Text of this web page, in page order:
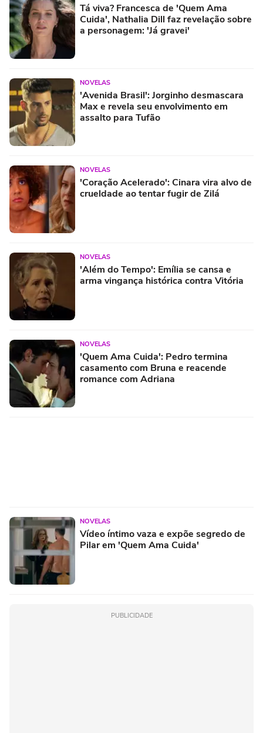
Tá viva? Francesca de 'Quem Ama
Cuida', Nathalia Dill faz revelação sobre
a personagem: 'Já gravei'
NOVELAS
'Avenida Brasil': Jorginho desmascara
Max e revela seu envolvimento em
assalto para Tufão
NOVELAS
'Coração Acelerado': Cinara vira alvo de
crueldade ao tentar fugir de Zilá
NOVELAS
'Além do Tempo': Emília se cansa e
arma vingança histórica contra Vitória
NOVELAS
'Quem Ama Cuida': Pedro termina
casamento com Bruna e reacende
romance com Adriana
NOVELAS
Vídeo íntimo vaza e expõe segredo de
Pilar em 'Quem Ama Cuida'
PUBLICIDADE